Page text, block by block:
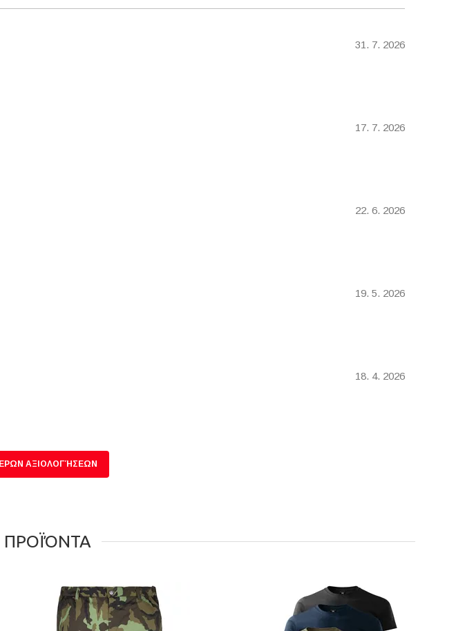
31. 7. 2026
17. 7. 2026
22. 6. 2026
19. 5. 2026
18. 4. 2026
ΑΞΙΟΛΟΓΉΣΕΩΝ
ΠΡΟΪΌΝΤΑ